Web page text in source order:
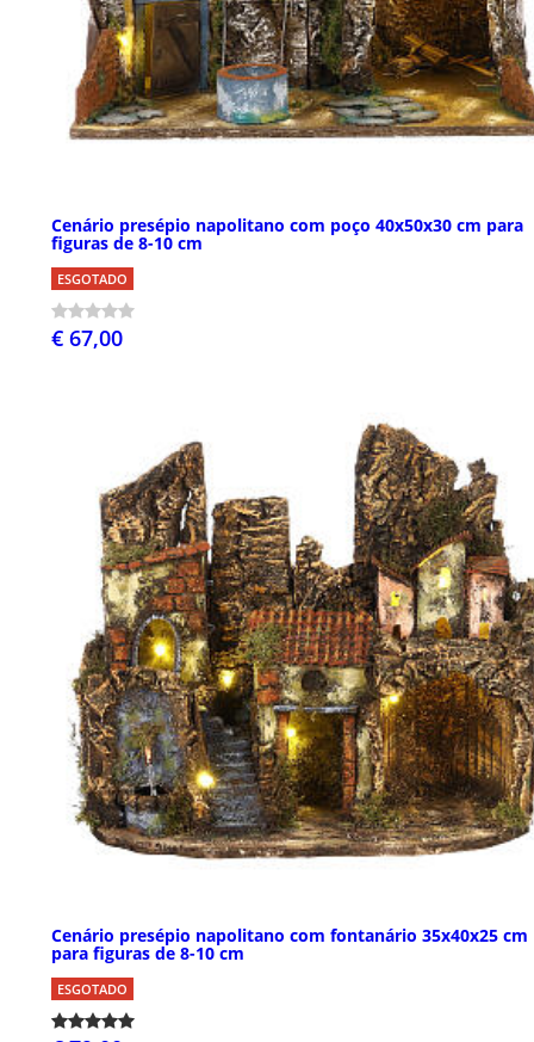
Cenário presépio napolitano com poço 40x50x30 cm para
figuras de 8-10 cm
ESGOTADO
€ 67,00
Cenário presépio napolitano com fontanário 35x40x25 cm
para figuras de 8-10 cm
ESGOTADO